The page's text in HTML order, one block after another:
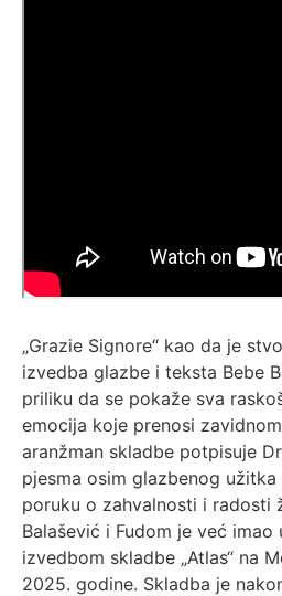
„Grazie Signore“ kao da je
izvedba glazbe i teksta Bebe
priliku da se pokaže sva
emocija koje prenosi
aranžman skladbe potpisuje
pjesma osim glazbenog
poruku o zahvalnosti i radosti
Balašević i Fudom je već imao
izvedbom skladbe „Atlas“ na
2025. godine. Skladba je